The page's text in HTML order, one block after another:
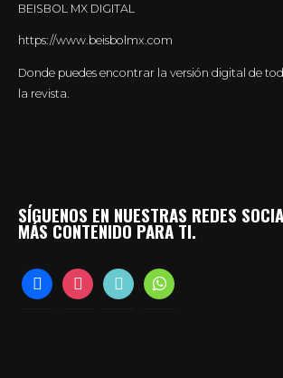
BEISBOL MX DIGITAL
https://www.beisbolmx.com
Donde puedes encontrar la versión digital de
la revista.
SÍGUENOS EN NUESTRAS REDES
MÁS CONTENIDO PARA TI.
facebookinstagramtiktok whatsapp